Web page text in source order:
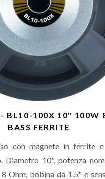
- BL10-100X 10" 100W
BASS FERRITE
con magnete in ferrite
Diametro 10", potenza
Ohm, bobina da 1.5" e